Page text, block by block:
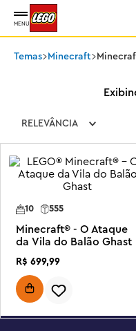
MENU
Temas Minecraft
RELEVÂNCIA
10 555
Minecraft® - O Ataque
da Vila do Balão Ghast
R$ 699,99